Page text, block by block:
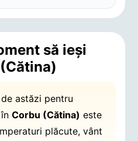
să ieși
astăzi pentru
înCorbu (Cătina) este
plăcute, vânt